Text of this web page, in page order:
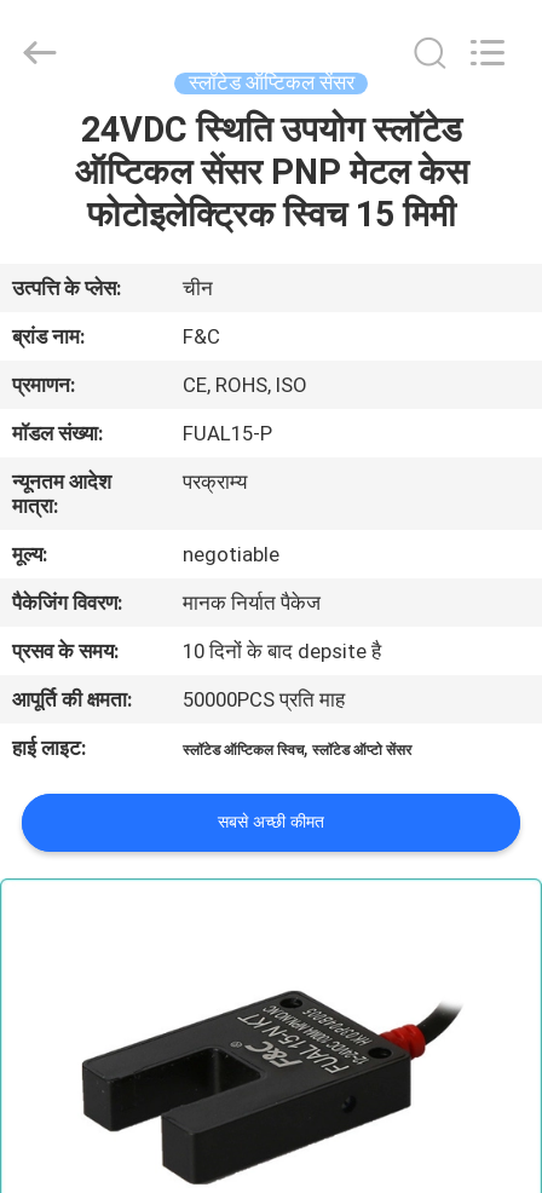
हमारे
बारे
में
कारखाना
भ्रमण
गुणवत्ता
नियंत्रण
संपर्क
करें
समाचार
एक
साइटमैप
(Hunan)
Co.,Ltd.
स्लॉटेड ऑप्टिकल सेंसर
24VDC स्थिति उपयोग स्लॉटेड
ऑप्टिकल सेंसर PNP मेटल केस
फोटोइलेक्ट्रिक स्विच 15 मिमी
उत्पत्ति के प्लेस:
चीन
ब्रांड नाम:
F&C
प्रमाणन:
CE, ROHS, ISO
मॉडल संख्या:
FUAL15-P
न्यूनतम आदेश
मात्रा:
परक्राम्य
मूल्य:
negotiable
पैकेजिंग विवरण:
मानक निर्यात पैकेज
प्रसव के समय:
10 दिनों के बाद depsite है
आपूर्ति की क्षमता:
50000PCS प्रति माह
हाई लाइट:
स्लॉटेड ऑप्टिकल स्विच,स्लॉटेड ऑप्टो सेंसर
सबसे अच्छी कीमत